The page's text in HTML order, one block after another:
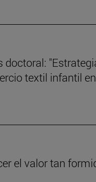
doctoral:
textil infantil en
el valor tan